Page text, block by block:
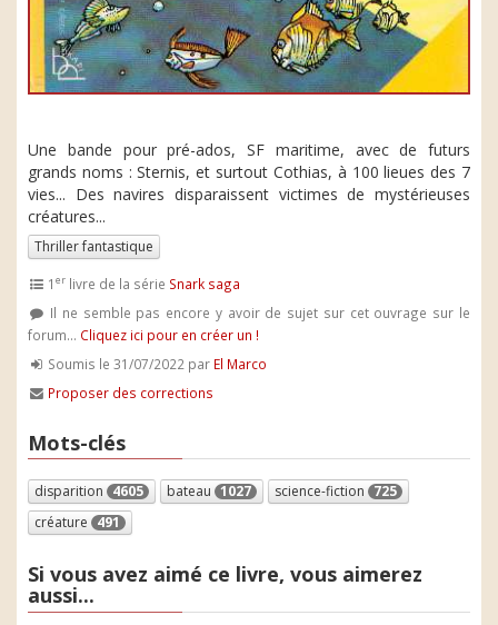
Une bande pour pré-ados, SF maritime, avec de futurs
grands noms : Sternis, et surtout Cothias, à 100 lieues des 7
vies... Des navires disparaissent victimes de mystérieuses
créatures...
Thriller fantastique
1er livre de la série Snark saga
Il ne semble pas encore y avoir de sujet sur cet ouvrage sur le
forum... Cliquez ici pour en créer un !
Soumis le 31/07/2022 par El Marco
Proposer des corrections
Mots-clés
disparition 4605 bateau 1027 science-fiction 725
créature 491
Si vous avez aimé ce livre, vous aimerez
aussi...